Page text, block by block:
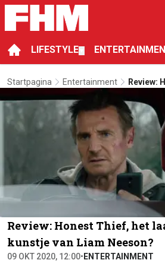
LIFESTYLE
Startpagina Entertainment
Review:
Laatste
Liam
Review: Honest Thief, het
kunstje van Liam Neeson?
09 OKT 2020, 12:00• ENTERTAINMENT